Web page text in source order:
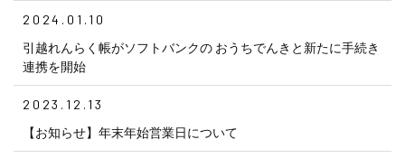
2024.01.10
引越れんらく帳がソフトバンクの おうちでんきと新たに手続き
連携を開始
2023.12.13
【お知らせ】年末年始営業日について